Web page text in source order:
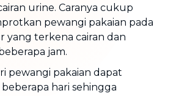
urine. Caranya cukup
pewangi pakaian pada
yang terkena cairan dan
jam.
pewangi pakaian dapat
hari sehingga